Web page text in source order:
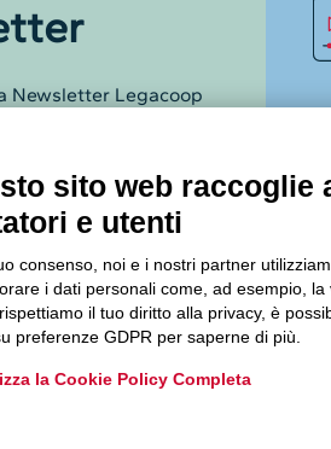
Newsletter Legacoop
sito web raccoglie
e utenti
consenso, noi e i nostri partner
i dati personali come, ad esempio,
il tuo diritto alla privacy, è
preferenze GDPR per saperne di più.
la Cookie Policy Completa